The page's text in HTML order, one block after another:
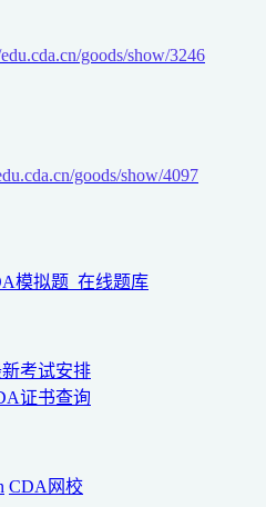
goods/show/3246
goods/show/4097
模拟题_在线题库
考试安排
证书查询
CDA网校